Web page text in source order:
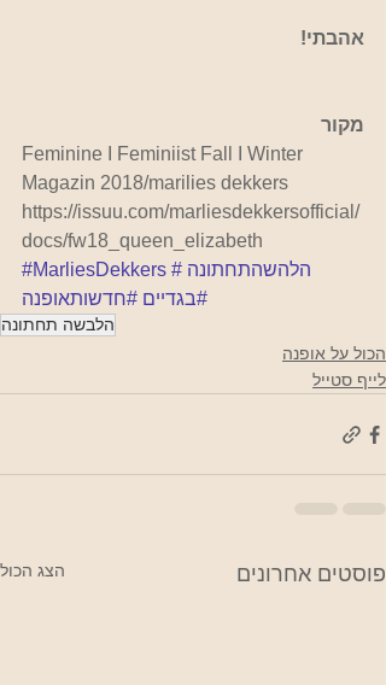
אהבתי!
מקור
Feminine I Feminiist Fall I Winter
Magazin 2018/marilies dekkers
https://issuu.com/marliesdekkersofficial/
docs/fw18_queen_elizabeth
#MarliesDekkers
#הלהשהתחתונה
#בגדיים #חדשותאופנה
הלבשה תחתונה
הכול על אופנה
לייף סטייל
פוסטים אחרונים הצג הכול